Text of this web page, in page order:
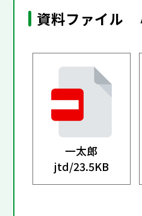
資料ファイル
一太郎
jtd/23.5KB